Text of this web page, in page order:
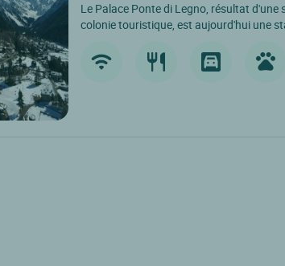
Le Palace Ponte di Legno, résultat
colonie touristique, est aujourd'hui une